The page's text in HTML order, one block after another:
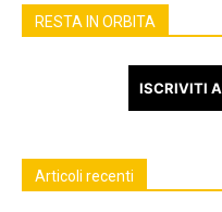
RESTA IN ORBITA
ISCRIVITI
Articoli recenti